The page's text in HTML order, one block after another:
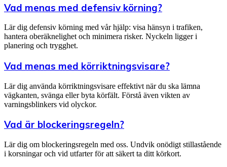
Vad menas med defensiv körning?
Lär dig defensiv körning med vår hjälp: visa hänsyn i trafiken,
hantera oberäknelighet och minimera risker. Nyckeln ligger i
planering och trygghet.
Vad menas med körriktningsvisare?
Lär dig använda körriktningsvisare effektivt när du ska lämna
vägkanten, svänga eller byta körfält. Förstå även vikten av
varningsblinkers vid olyckor.
Vad är blockeringsregeln?
Lär dig om blockeringsregeln med oss. Undvik onödigt stillastående
i korsningar och vid utfarter för att säkert ta ditt körkort.